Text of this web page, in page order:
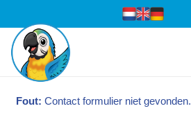
Fout: Contact formulier niet gevonden.